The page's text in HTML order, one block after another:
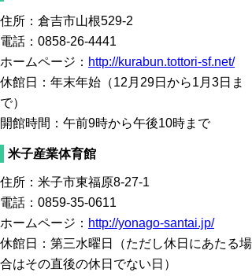
住所：倉吉市山根529-2
電話：0858-26-4441
ホームページ： http://kurabun.tottori-sf.net/
休館日：年末年始（12月29日から1月3日ま
で）
開館時間：午前9時から午後10時まで
米子産業体育館
住所：米子市東福原8-27-1
電話：0859-35-0611
ホームページ： http://yonago-santai.jp/
休館日：第三水曜日（ただし休日にあたる場
合はその直後の休日でない日）